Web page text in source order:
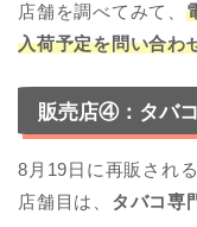
店舗を調べてみて、
入荷予定を問い合わ
販売店④：タバ
8月19日に再販され
店舗目は、 タバコ専